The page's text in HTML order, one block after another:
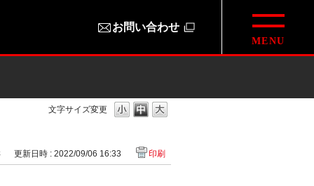
お問い合わせ
文字サイズ変更
更新日時 : 2022/09/06 16:33 印刷